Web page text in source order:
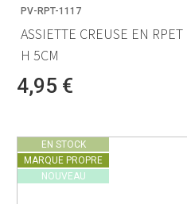
PV-RPT-1117
ASSIETTE CREUSE EN
H 5CM
4,95 €
EN STOCK
MARQUE PROPRE
NOUVEAU